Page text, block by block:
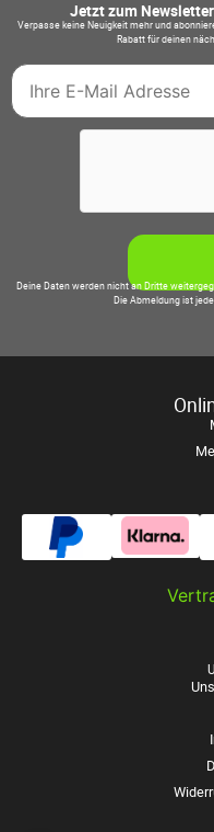
Jetzt zum
Verpasse keine Neuigkeit mehr und
Rabatt für deinen
Deine Daten werden nicht an Dritte
Die Abmeldung ist